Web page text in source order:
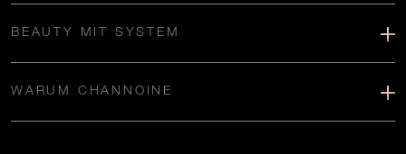
BEAUTY MIT SYSTEM
WARUM CHANNOINE